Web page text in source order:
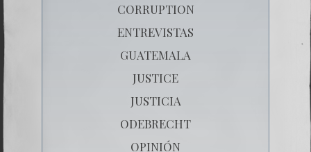
CORRUPTION
ENTREVISTAS
GUATEMALA
JUSTICE
JUSTICIA
ODEBRECHT
OPINIÓN